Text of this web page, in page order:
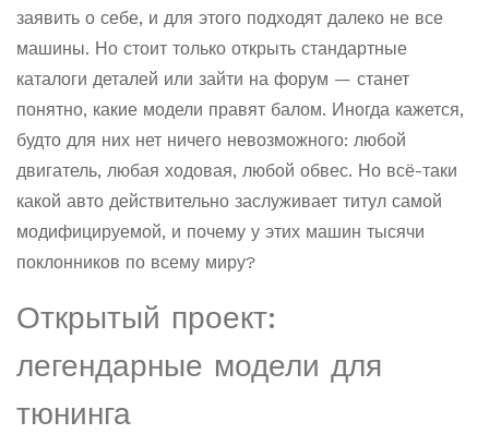
заявить о себе, и для этого подходят далеко не все
машины. Но стоит только открыть стандартные
каталоги деталей или зайти на форум — станет
понятно, какие модели правят балом. Иногда кажется,
будто для них нет ничего невозможного: любой
двигатель, любая ходовая, любой обвес. Но всё-таки
какой авто действительно заслуживает титул самой
модифицируемой, и почему у этих машин тысячи
поклонников по всему миру?
Открытый проект:
легендарные модели для
тюнинга